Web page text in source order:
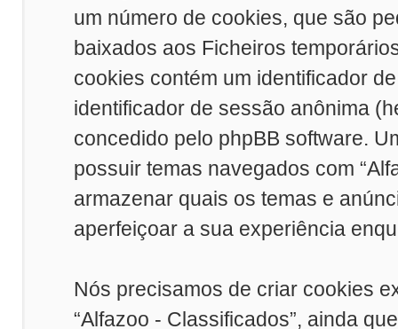
um número de cookies, que são
baixados aos Ficheiros
cookies contém um identificador
identificador de sessão anônima
concedido pelo phpBB software.
possuir temas navegados com
armazenar quais os temas e
aperfeiçoar a sua experiência
Nós precisamos de criar cookies
“Alfazoo - Classificados”, ainda